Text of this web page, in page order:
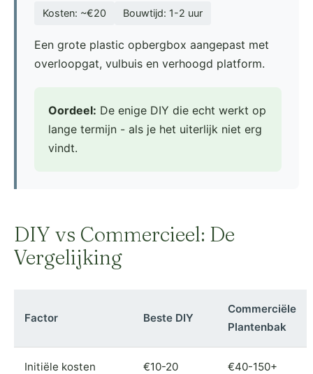
Kosten: ~€20 Bouwtijd: 1-2 uur
Een grote plastic opbergbox aangepast met
overloopgat, vulbuis en verhoogd platform.
Oordeel: De enige DIY die echt werkt op
lange termijn - als je het uiterlijk niet erg
vindt.
DIY vs Commercieel: De
Vergelijking
Factor Beste DIY
Commerciële
Plantenbak
Initiële kosten €10-20 €40-150+